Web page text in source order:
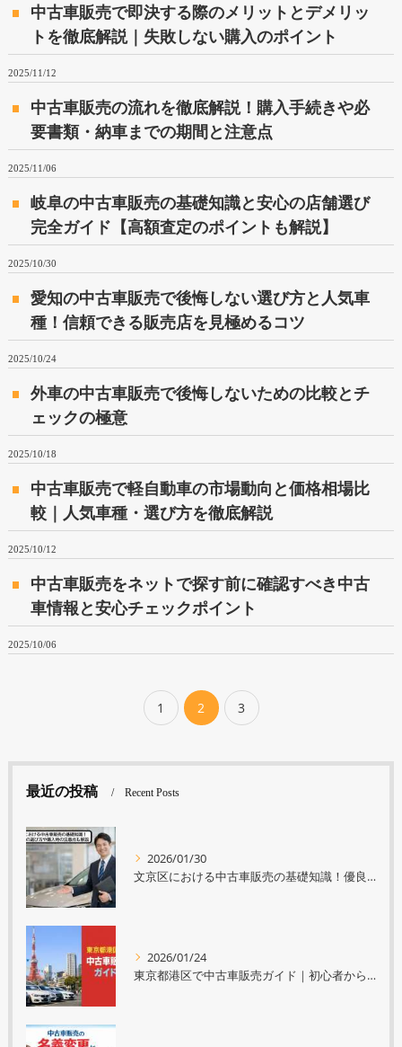
中古車販売で即決する際のメリットとデメリッ
トを徹底解説｜失敗しない購入のポイント
2025/11/12
中古車販売の流れを徹底解説！購入手続きや必
要書類・納車までの期間と注意点
2025/11/06
岐阜の中古車販売の基礎知識と安心の店舗選び
完全ガイド【高額査定のポイントも解説】
2025/10/30
愛知の中古車販売で後悔しない選び方と人気車
種！信頼できる販売店を見極めるコツ
2025/10/24
外車の中古車販売で後悔しないための比較とチ
ェックの極意
2025/10/18
中古車販売で軽自動車の市場動向と価格相場比
較｜人気車種・選び方を徹底解説
2025/10/12
中古車販売をネットで探す前に確認すべき中古
車情報と安心チェックポイント
2025/10/06
1 2 3
最近の投稿 Recent Posts
2026/01/30
文京区における中古車販売の基礎知識！優良店舗の選び方や購入時の注意点も解説
2026/01/24
東京都港区で中古車販売ガイド｜初心者から選び方や店舗比較・相場まで徹底解説